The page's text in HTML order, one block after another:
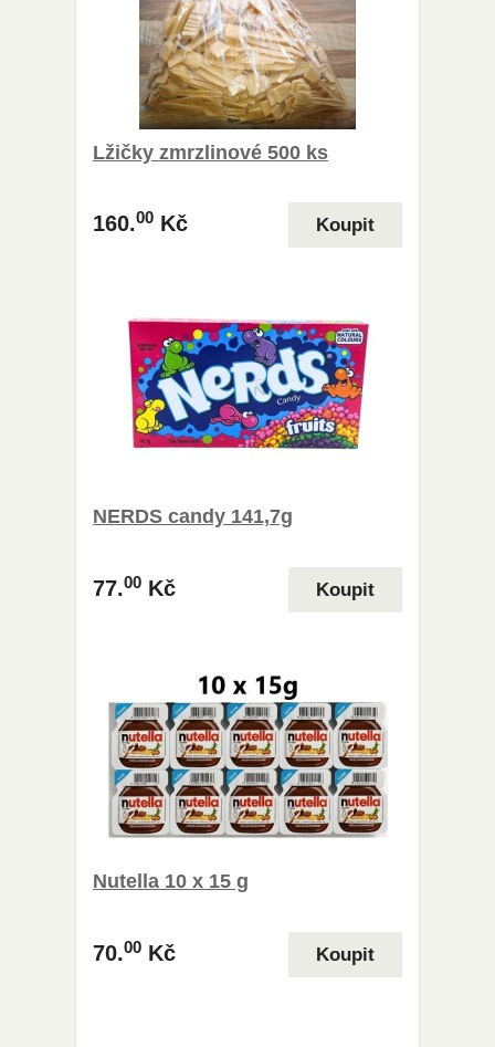
Lžičky zmrzlinové 500 ks
160.00 Kč
NERDS candy 141,7g
77.00 Kč
Nutella 10 x 15 g
70.00 Kč